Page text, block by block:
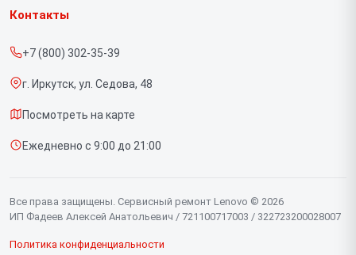
Срочный ремонт
Доставка и способы оплаты
Диагностика
Контакты
Ноутбуков
Контакты
+7 (800) 302-35-39
г. Иркутск, ул. Седова, 48
Посмотреть на карте
Ежедневно с 9:00 до 21:00
Все права защищены. Сервисный ремонт Lenovo © 2026
ИП Фадеев Алексей Анатольевич / 721100717003 / 322723200028007
Политика конфиденциальности